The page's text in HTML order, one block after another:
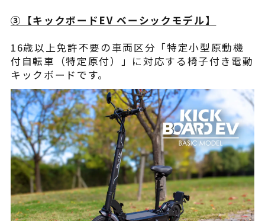
③【​キックボードEV ベーシックモデル】
16歳以上免許不要の車両区分「特定小型原動機
付自転車（特定原付）」に対応する椅子付き電動
キックボードです。